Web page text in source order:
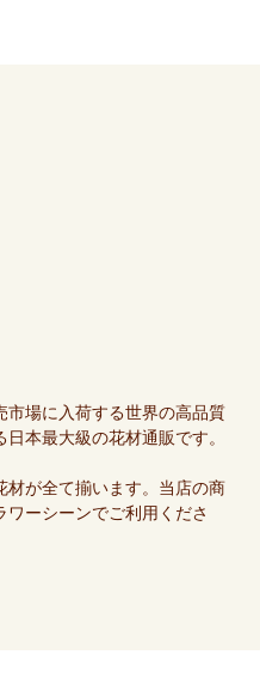
市場に入荷する世界の高品質
本最大級の花材通販です。
材が全て揃います。当店の商
ーシーンでご利用くださ